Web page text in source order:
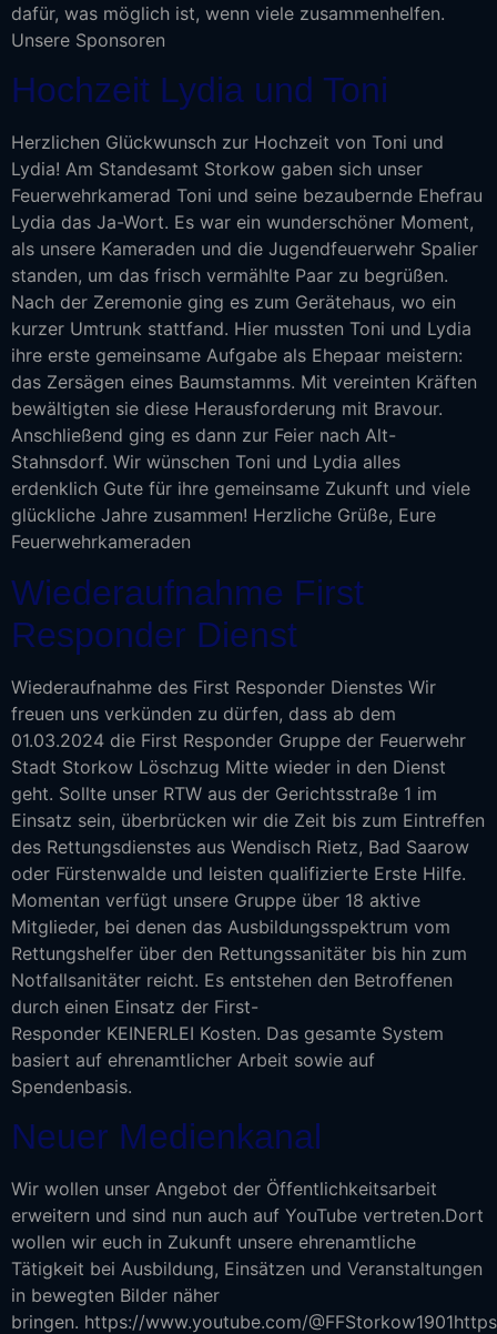
dafür, was möglich ist, wenn viele zusammenhelfen.
Unsere Sponsoren
Hochzeit Lydia und Toni
Herzlichen Glückwunsch zur Hochzeit von Toni und
Lydia! Am Standesamt Storkow gaben sich unser
Feuerwehrkamerad Toni und seine bezaubernde Ehefrau
Lydia das Ja-Wort. Es war ein wunderschöner Moment,
als unsere Kameraden und die Jugendfeuerwehr Spalier
standen, um das frisch vermählte Paar zu begrüßen.
Nach der Zeremonie ging es zum Gerätehaus, wo ein
kurzer Umtrunk stattfand. Hier mussten Toni und Lydia
ihre erste gemeinsame Aufgabe als Ehepaar meistern:
das Zersägen eines Baumstamms. Mit vereinten Kräften
bewältigten sie diese Herausforderung mit Bravour.
Anschließend ging es dann zur Feier nach Alt-
Stahnsdorf. Wir wünschen Toni und Lydia alles
erdenklich Gute für ihre gemeinsame Zukunft und viele
glückliche Jahre zusammen! Herzliche Grüße, Eure
Feuerwehrkameraden
Wiederaufnahme First
Responder Dienst
Wiederaufnahme des First Responder Dienstes Wir
freuen uns verkünden zu dürfen, dass ab dem
01.03.2024 die First Responder Gruppe der Feuerwehr
Stadt Storkow Löschzug Mitte wieder in den Dienst
geht. Sollte unser RTW aus der Gerichtsstraße 1 im
Einsatz sein, überbrücken wir die Zeit bis zum Eintreffen
des Rettungsdienstes aus Wendisch Rietz, Bad Saarow
oder Fürstenwalde und leisten qualifizierte Erste Hilfe.
Momentan verfügt unsere Gruppe über 18 aktive
Mitglieder, bei denen das Ausbildungsspektrum vom
Rettungshelfer über den Rettungssanitäter bis hin zum
Notfallsanitäter reicht. Es entstehen den Betroffenen
durch einen Einsatz der First-
Responder KEINERLEI Kosten. Das gesamte System
basiert auf ehrenamtlicher Arbeit sowie auf
Spendenbasis.
Neuer Medienkanal
Wir wollen unser Angebot der Öffentlichkeitsarbeit
erweitern und sind nun auch auf YouTube vertreten.Dort
wollen wir euch in Zukunft unsere ehrenamtliche
Tätigkeit bei Ausbildung, Einsätzen und Veranstaltungen
in bewegten Bilder näher
bringen. https://www.youtube.com/